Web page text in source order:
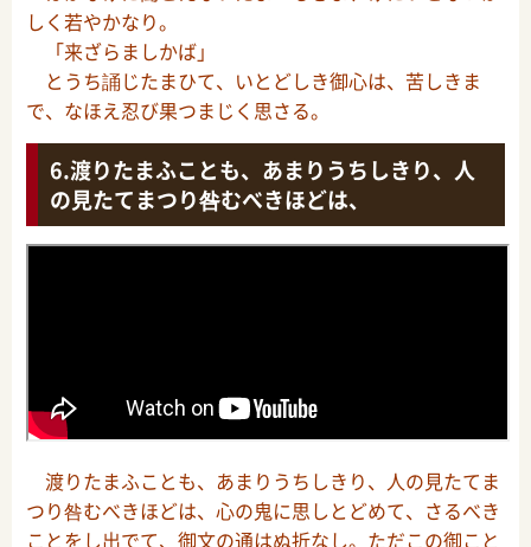
しく若やかなり。
「来ざらましかば」
とうち誦じたまひて、いとどしき御心は、苦しきま
で、なほえ忍び果つまじく思さる。
渡りたまふことも、あまりうちしきり、人
の見たてまつり咎むべきほどは、
渡りたまふことも、あまりうちしきり、人の見たてま
つり咎むべきほどは、心の鬼に思しとどめて、さるべき
ことをし出でて、御文の通はぬ折なし。ただこの御こと